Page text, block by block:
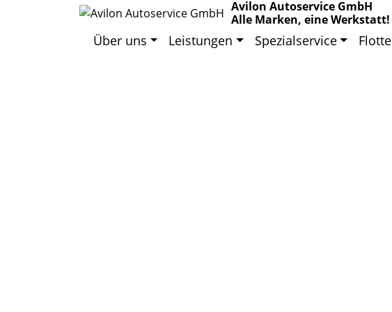
Avilon Autoservice GmbH
Alle Marken, eine Werkstatt!
Über uns Leistungen Spezialservice Flotte